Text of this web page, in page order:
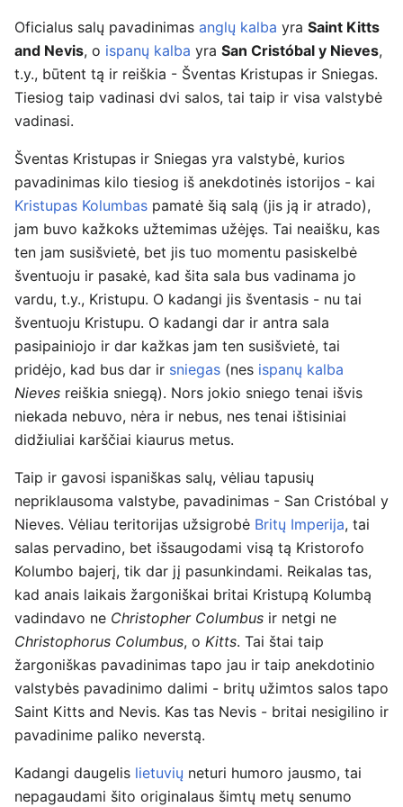
Oficialus salų pavadinimas anglų kalba yra Saint Kitts
and Nevis, o ispanų kalba yra San Cristóbal y Nieves,
t.y., būtent tą ir reiškia - Šventas Kristupas ir Sniegas.
Tiesiog taip vadinasi dvi salos, tai taip ir visa valstybė
vadinasi.
Šventas Kristupas ir Sniegas yra valstybė, kurios
pavadinimas kilo tiesiog iš anekdotinės istorijos - kai
Kristupas Kolumbas pamatė šią salą (jis ją ir atrado),
jam buvo kažkoks užtemimas užėjęs. Tai neaišku, kas
ten jam susišvietė, bet jis tuo momentu pasiskelbė
šventuoju ir pasakė, kad šita sala bus vadinama jo
vardu, t.y., Kristupu. O kadangi jis šventasis - nu tai
šventuoju Kristupu. O kadangi dar ir antra sala
pasipainiojo ir dar kažkas jam ten susišvietė, tai
pridėjo, kad bus dar ir sniegas (nes ispanų kalba
Nieves reiškia sniegą). Nors jokio sniego tenai išvis
niekada nebuvo, nėra ir nebus, nes tenai ištisiniai
didžiuliai karščiai kiaurus metus.
Taip ir gavosi ispaniškas salų, vėliau tapusių
nepriklausoma valstybe, pavadinimas - San Cristóbal y
Nieves. Vėliau teritorijas užsigrobė Britų Imperija, tai
salas pervadino, bet išsaugodami visą tą Kristorofo
Kolumbo bajerį, tik dar jį pasunkindami. Reikalas tas,
kad anais laikais žargoniškai britai Kristupą Kolumbą
vadindavo ne Christopher Columbus ir netgi ne
Christophorus Columbus, o Kitts. Tai štai taip
žargoniškas pavadinimas tapo jau ir taip anekdotinio
valstybės pavadinimo dalimi - britų užimtos salos tapo
Saint Kitts and Nevis. Kas tas Nevis - britai nesigilino ir
pavadinime paliko neverstą.
Kadangi daugelis lietuvių neturi humoro jausmo, tai
nepagaudami šito originalaus šimtų metų senumo